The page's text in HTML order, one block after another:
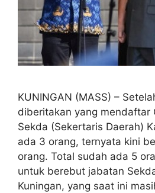
KUNINGAN (MASS) –
diberitakan yang mendaftar
Sekda (Sekertaris Daerah)
ada 3 orang, ternyata kini
orang. Total sudah ada 5
untuk berebut jabatan
Kuningan, yang saat ini